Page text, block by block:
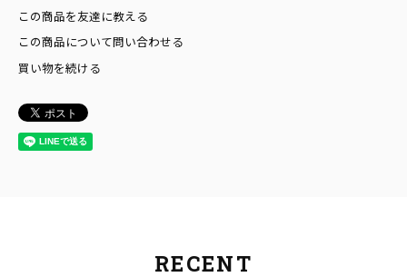
この商品を友達に教える
この商品について問い合わせる
買い物を続ける
RECENT